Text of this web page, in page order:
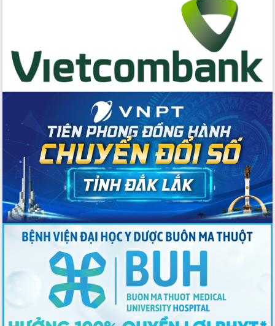
với Tập đoàn Bưu chính Viễn thông
Việt Nam
Đắk Lắk về phát triển nhân lực y tế
Du lịch Đắk Lắk nâng tầm trải nghiệm
du khách thông qua Hệ thống cơ sở dữ
liệu và Bản đồ số
Tập huấn ứng dụng trí tuệ nhân tạo (AI)
trong thương mại điện tử năm 2026
Đoàn đại biểu Quốc hội tỉnh Đắk Lắk
trao đổi thông tin trước Kỳ họp thứ
nhất, Quốc hội khóa XVI
Quyết liệt cải cách hành chính, khơi
thông nguồn lực phát triển
Nâng cao hiệu lực, hiệu quả HĐND
tỉnh thông qua hiện đại hóa hành chính
Xã Ea Phê gắn cải cách hành chính với
chuyển đổi số
Phó Chủ tịch Thường trực UBND tỉnh